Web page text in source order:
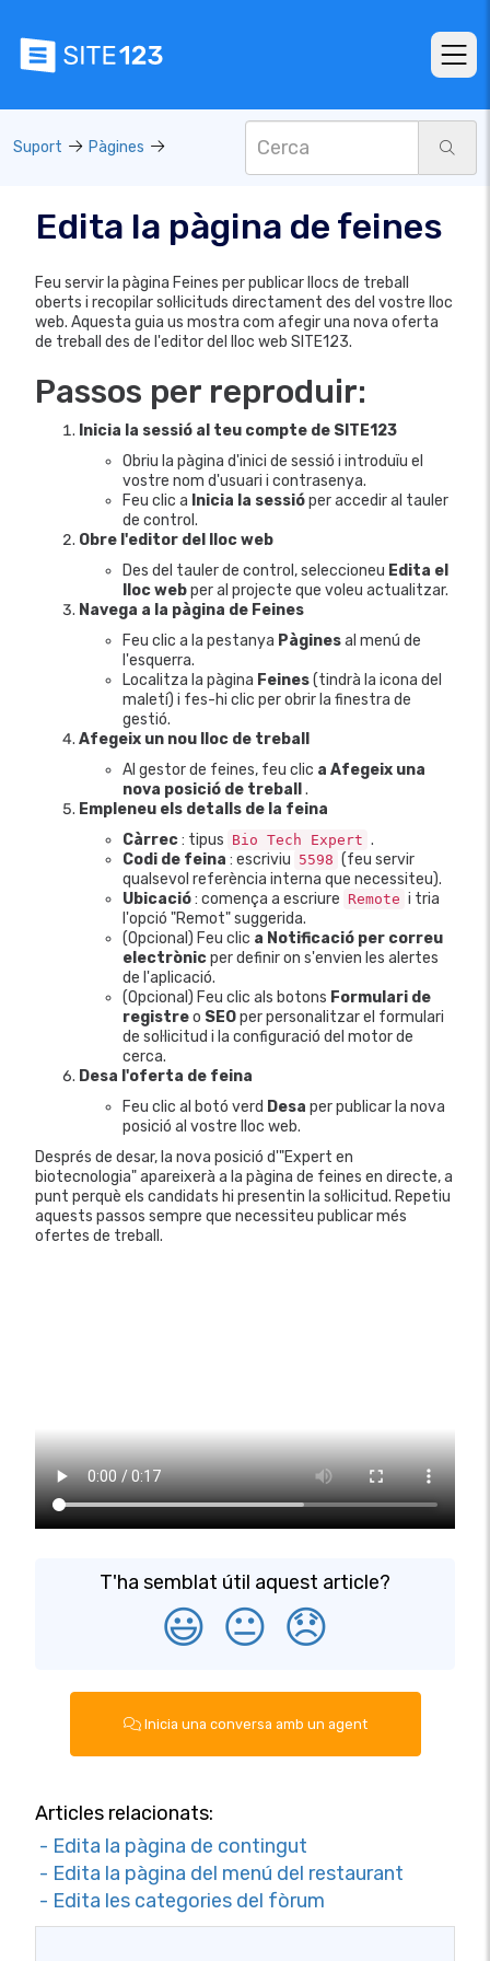
Suport Pàgines
Edita la pàgina de feines
Feu servir la pàgina Feines per publicar llocs de treball
oberts i recopilar sol·licituds directament des del vostre lloc
web. Aquesta guia us mostra com afegir una nova oferta
de treball des de l'editor del lloc web SITE123.
Passos per reproduir:
Inicia la sessió al teu compte de SITE123
Obriu la pàgina d'inici de sessió i introduïu el
vostre nom d'usuari i contrasenya.
Feu clic a Inicia la sessióper accedir al tauler
de control.
Obre l'editor del lloc web
Des del tauler de control, seleccioneu Edita el
lloc webper al projecte que voleu actualitzar.
Navega a la pàgina de Feines
Feu clic a la pestanya Pàginesal menú de
l'esquerra.
Localitza la pàgina Feines(tindrà la icona del
maletí) i fes-hi clic per obrir la finestra de
gestió.
Afegeix un nou lloc de treball
Al gestor de feines, feu clic a Afegeix una
nova posició de treball
.
Empleneu els detalls de la feina
Càrrec: tipus Bio Tech Expert .
Codi de feina : escriviu 5598 (feu servir
qualsevol referència interna que necessiteu).
Ubicació: comença a escriure Remote i tria
l'opció "Remot" suggerida.
(Opcional) Feu clic a Notificació per correu
electrònicper definir on s'envien les alertes
de l'aplicació.
(Opcional) Feu clic als botons Formulari de
registreo SEOper personalitzar el formulari
de sol·licitud i la configuració del motor de
cerca.
Desa l'oferta de feina
Feu clic al botó verd Desa per publicar la nova
posició al vostre lloc web.
Després de desar, la nova posició d'"Expert en
biotecnologia" apareixerà a la pàgina de feines en directe, a
punt perquè els candidats hi presentin la sol·licitud. Repetiu
aquests passos sempre que necessiteu publicar més
ofertes de treball.
T'ha semblat útil aquest article?
😃 😐 😞
Inicia una conversa amb un agent
Articles relacionats:
- Edita la pàgina de contingut
- Edita la pàgina del menú del restaurant
- Edita les categories del fòrum